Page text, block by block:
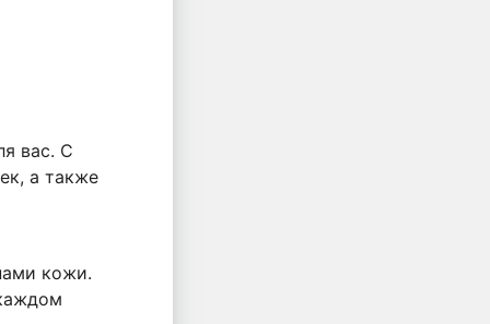
вас. С
а также
кожи.